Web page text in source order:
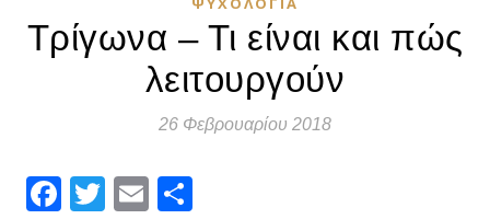
Τρίγωνα – Τι είναι και πώς
λειτουργούν
26 Φεβρουαρίου 2018
Facebook
Twitter
Email